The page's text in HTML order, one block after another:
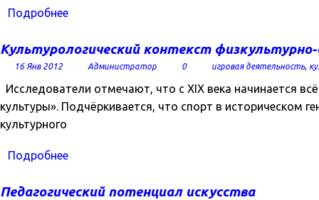
Подробнее
Культурологический контекст
16 Янв 2012 Администратор 0 игровая деятельность,
Исследователи отмечают, что с XIX века начинается
культуры». Подчёркивается, что спорт в историческом
культурного
Подробнее
Педагогический потенциал искусства